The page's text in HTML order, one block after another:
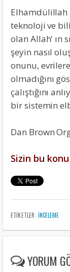
Elhamdülillah
teknoloji ve
olan Allah' ın
şeyin nasıl
onunu,
olmadığını
çalıştığını
bir sistemin
Dan Brown
Sizin bu
ETIKETLER: INCELEME
YORUM